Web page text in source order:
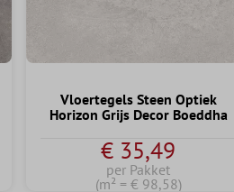
Vloertegels Steen Optiek
Horizon Grijs Decor Boeddha
€ 35,49
per Pakket
(m² = € 98,58)